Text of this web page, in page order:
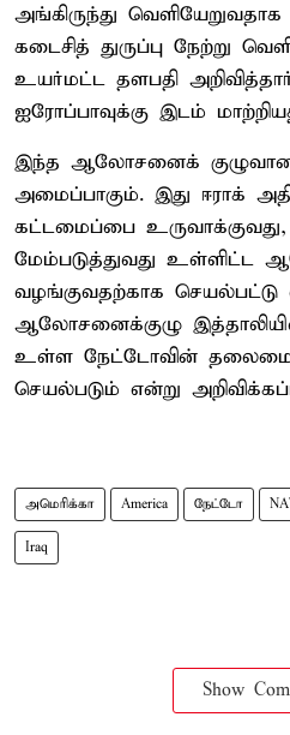
அங்கிருந்து
கடைசித் துருப்பு நேற்று
உயர்மட்ட தளபதி
ஐரோப்பாவுக்கு இடம்
இந்த ஆலோசனைக்
அமைப்பாகும். இது ஈராக்
கட்டமைப்பை
மேம்படுத்துவது
வழங்குவதற்காக
ஆலோசனைக்குழு
உள்ள நேட்டோவின்
செயல்படும் என்று
அமெரிக்கா America நேட்டோ
Iraq
Show